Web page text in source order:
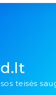
teisės